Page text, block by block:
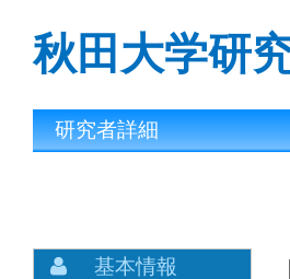
秋田大学研
研究者詳細
基本情報